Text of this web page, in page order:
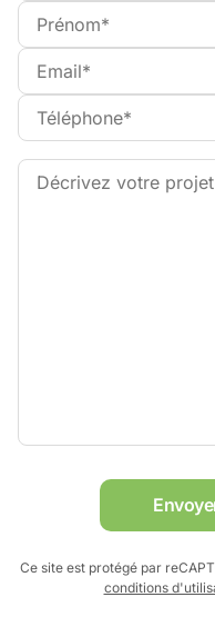
Ce site est protégé par
conditions